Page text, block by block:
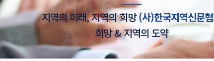
지역의 미래, 지역의 희망(사)한국지역신문
희망 & 지역의 도약